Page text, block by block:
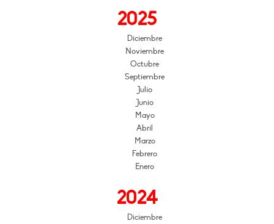
2025
Diciembre
Noviembre
Octubre
Septiembre
Julio
Junio
Mayo
Abril
Marzo
Febrero
Enero
2024
Diciembre